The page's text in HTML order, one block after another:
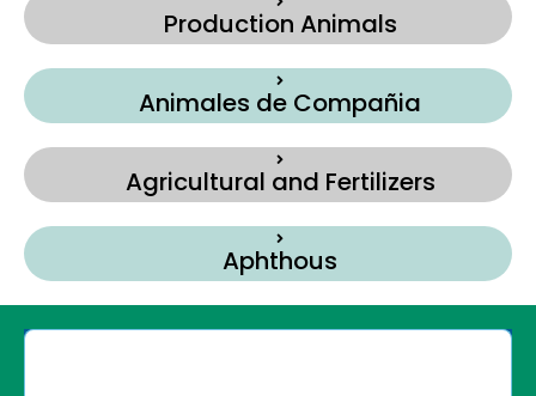
Production Animals
Animales de Compañia
Agricultural and Fertilizers
Aphthous